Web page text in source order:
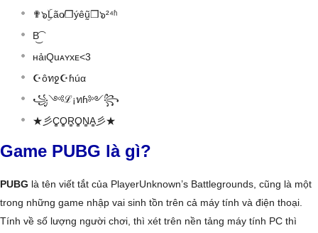
✟๖ۣۜLão̸❒ýêṵ̃❒๖²⁴ʱ
B͜͡
нảιQuᴀʏxᴇ<3
☪ôทջ☪ɦúα
꧁༺ℒ¡ทɦ༻꧂
★彡C͚O͚R͚O͚N͚A͚彡★
Game PUBG là gì?
PUBG là tên viết tắt của PlayerUnknown’s Battlegrounds, cũng là một
trong những game nhập vai sinh tồn trên cả máy tính và điện thoại.
Tính về số lượng người chơi, thì xét trên nền tảng máy tính PC thì